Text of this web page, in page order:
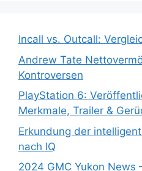
Incall vs. Outcall:
Andrew Tate
Kontroversen
PlayStation 6:
Merkmale, Trailer &
Erkundung der
nach IQ
2024 GMC Yukon News